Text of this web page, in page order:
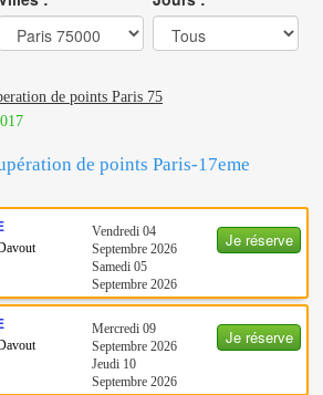
de points Paris 75
de points Paris-17eme
Je réserve
Vendredi 04
Septembre 2026
Samedi 05
Septembre 2026
Je réserve
Mercredi 09
Septembre 2026
Jeudi 10
Septembre 2026